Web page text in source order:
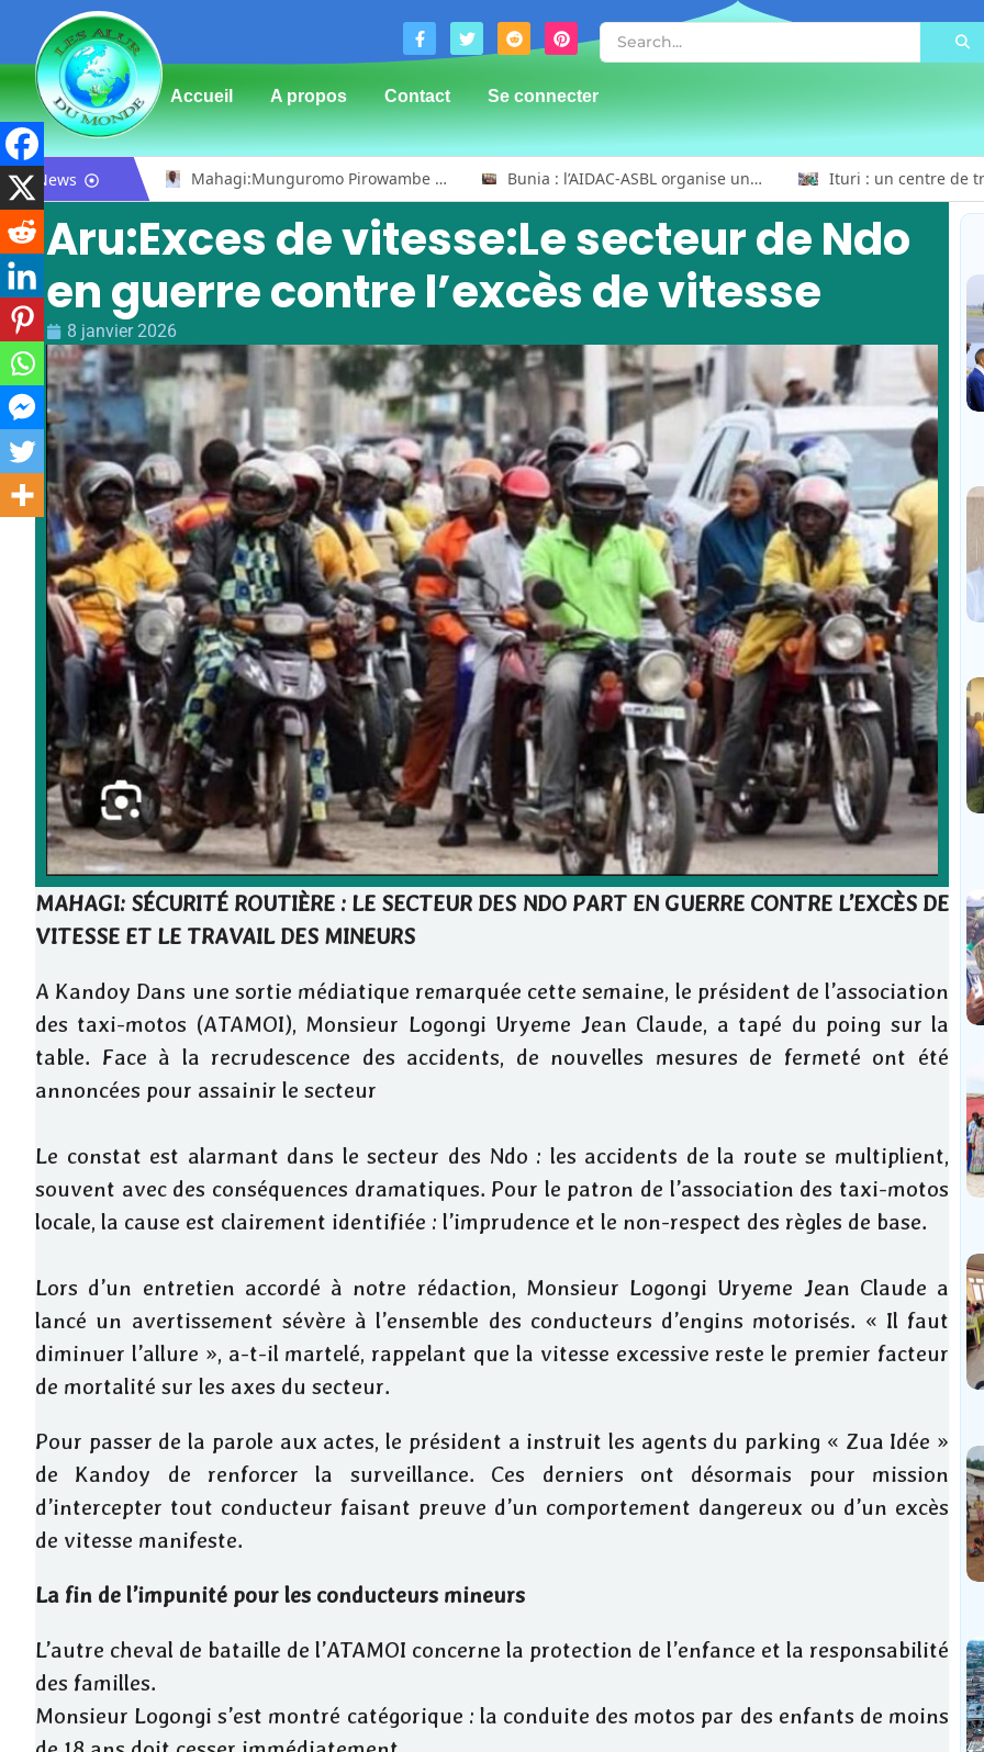
Accueil A propos Contact Se connecter
News Mahagi:Munguromo Pirowambe David alerte sur le renforcement de la présence de la CODECO et la prolifération des barrières illégales Bunia : l’AIDAC-ASBL organise une prière d’action de grâce en l’honneur des finalistes musulmans admis à l’Examen d’État édition 2026
Aru:Exces de vitesse:Le secteur de Ndo
en guerre contre l’excès de vitesse
8 janvier 2026
MAHAGI: SÉCURITÉ ROUTIÈRE : LE SECTEUR DES NDO PART EN GUERRE CONTRE L’EXCÈS DE
VITESSE ET LE TRAVAIL DES MINEURS
​A Kandoy Dans une sortie médiatique remarquée cette semaine, le président de l’association
des taxi-motos (ATAMOI), Monsieur Logongi Uryeme Jean Claude, a tapé du poing sur la
table. Face à la recrudescence des accidents, de nouvelles mesures de fermeté ont été
annoncées pour assainir le secteur
​Le constat est alarmant dans le secteur des Ndo : les accidents de la route se multiplient,
souvent avec des conséquences dramatiques. Pour le patron de l’association des taxi-motos
locale, la cause est clairement identifiée : l’imprudence et le non-respect des règles de base.
​Lors d’un entretien accordé à notre rédaction, Monsieur Logongi Uryeme Jean Claude a
lancé un avertissement sévère à l’ensemble des conducteurs d’engins motorisés. « Il faut
diminuer l’allure », a-t-il martelé, rappelant que la vitesse excessive reste le premier facteur
de mortalité sur les axes du secteur.
Pour passer de la parole aux actes, le président a instruit les agents du parking « Zua Idée »
de Kandoy de renforcer la surveillance. Ces derniers ont désormais pour mission
d’intercepter tout conducteur faisant preuve d’un comportement dangereux ou d’un excès
de vitesse manifeste.
​La fin de l’impunité pour les conducteurs mineurs
L’autre cheval de bataille de l’ATAMOI concerne la protection de l’enfance et la responsabilité
des familles.
Monsieur Logongi s’est montré catégorique : la conduite des motos par des enfants de moins